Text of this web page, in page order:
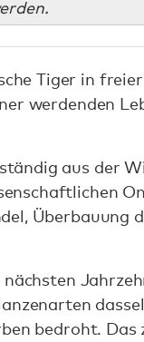
Tiger in
werdenden
aus der
Überbauung
bedroht.